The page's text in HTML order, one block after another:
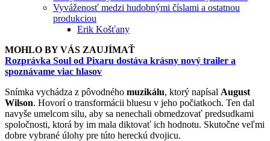
Vyváženosť medzi hudobnými číslami a ostatnou
produkciou
Erik Košťany
MOHLO BY VÁS ZAUJÍMAŤ
Rozprávka Soul od Pixaru dostáva krásny nový trailer a
spoznávame viac hlasov
Snímka vychádza z pôvodného muzikálu, ktorý napísal August
Wilson. Hovorí o transformácii bluesu v jeho počiatkoch. Ten dal
navyše umelcom silu, aby sa nenechali obmedzovať predsudkami
spoločnosti, ktorá by im mala diktovať ich hodnotu. Skutočne veľmi
dobre vybrané úlohy pre túto hereckú dvojicu.